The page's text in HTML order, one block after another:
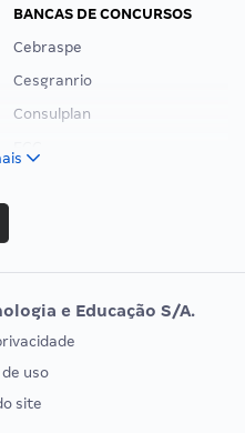
BANCAS DE CONCURSOS
Cebraspe
Cesgranrio
Consulplan
Vunesp
EXAME DE ORDEM
e Educação S/A.
uso
site